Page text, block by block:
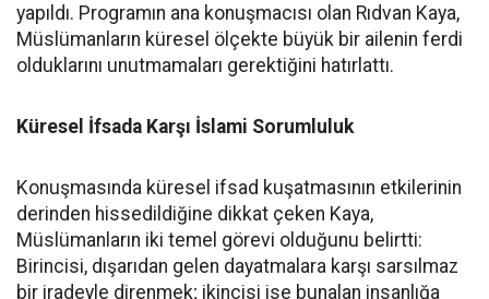
yapıldı. Programın ana konuşmacısı olan Rıdvan Kaya,
Müslümanların küresel ölçekte büyük bir ailenin ferdi
olduklarını unutmamaları gerektiğini hatırlattı.
Küresel İfsada Karşı İslami Sorumluluk
Konuşmasında küresel ifsad kuşatmasının etkilerinin
derinden hissedildiğine dikkat çeken Kaya,
Müslümanların iki temel görevi olduğunu belirtti:
Birincisi, dışarıdan gelen dayatmalara karşı sarsılmaz
bir iradeyle direnmek; ikincisi ise bunalan insanlığa